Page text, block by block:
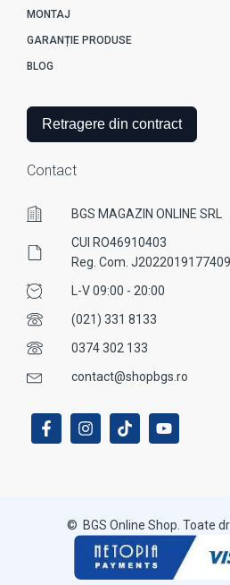
MONTAJ
GARANȚIE PRODUSE
BLOG
Retragere din contract
Contact
BGS MAGAZIN ONLINE SRL
CUI RO46910403
Reg. Com. J2022019177409
L-V 09:00 - 20:00
(021) 331 8133
0374 302 133
contact@shopbgs.ro
© BGS Online Shop. Toate